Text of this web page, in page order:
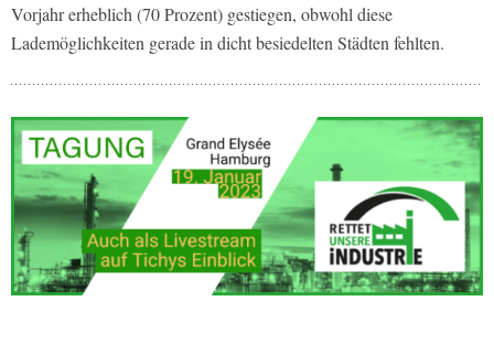
Vorjahr erheblich (70 Prozent) gestiegen, obwohl diese
Lademöglichkeiten gerade in dicht besiedelten Städten fehlten.